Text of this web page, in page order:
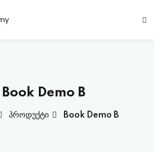
Book Demo B
პროდუქტი Book Demo B
Sign in